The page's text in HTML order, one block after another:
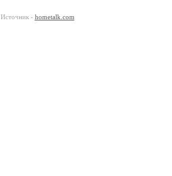
Источник - hometalk.com